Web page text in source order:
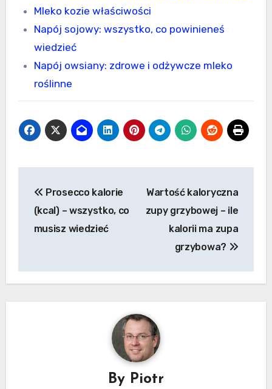
Mleko kozie właściwości
Napój sojowy: wszystko, co powinieneś
wiedzieć
Napój owsiany: zdrowe i odżywcze mleko
roślinne
wpisu
Prosecco kalorie
(kcal) – wszystko, co
musisz wiedzieć
Wartość kaloryczna
zupy grzybowej – ile
kalorii ma zupa
grzybowa?
By Piotr